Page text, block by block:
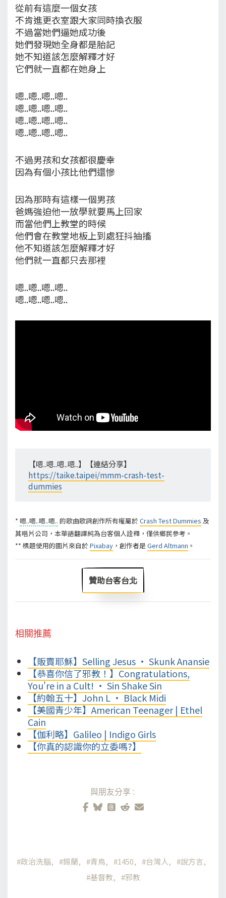
從前有這麼一個女孩
不肯進更衣室跟大家同時換衣服
不過當她們逼她成功後
她們發現她全身都是胎記
她不知道該怎麼解釋才好
它們就一直都在她身上
嗯..嗯..嗯..嗯..
嗯..嗯..嗯..嗯..
嗯..嗯..嗯..嗯..
嗯..嗯..嗯..嗯..
不過男孩和女孩都很慶幸
因為有個小孩比他們還慘
因為那時有這樣一個男孩
爸媽強迫他一放學就要馬上回家
而當他們上教堂的時候
他們會在教堂地板上到處狂抖抽搐
他不知道該怎麼解釋才好
他們就一直都只去那裡
嗯..嗯..嗯..嗯..
嗯..嗯..嗯..嗯..
【嗯..嗯..嗯..嗯..】【連結分享】
https://taike.taipei/mmm-crash-test-
dummies
* 嗯..嗯..嗯..嗯.. 的歌曲歌詞創作所有權屬於Crash Test Dummies 及
其唱片公司，本華語翻譯純為台客個人詮釋，僅供鄉民參考。
** 標題使用的圖片來自於Pixabay ，創作者是 Gerd Altmann 。
贊助台客台北
相關推薦
【販賣耶穌】Selling Jesus • Skunk Anansie
【恭喜你信了邪教！】Congratulations,
You're in a Cult! • Sin Shake Sin
【約翰五十】John L • Black Midi
【美國青少年】American Teenager | Ethel
Cain
【伽利略】Galileo | Indigo Girls
【你真的認識你的立委嗎?】
與朋友分享:
政治洗腦 錫蘭 青鳥 1450 台灣人
說方言
基督教
邪教